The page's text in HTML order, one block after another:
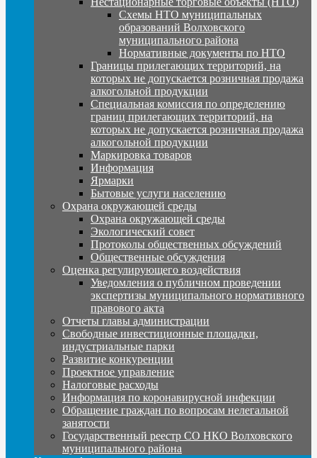
Схемы НТО муниципальных
образований Волховского
муниципального района
Нормативные документы по НТО
Границы прилегающих территорий, на
которых не допускается розничная продажа
алкогольной продукции
Специальная комиссия по определению
границ прилегающих территорий, на
которых не допускается розничная продажа
алкогольной продукции
Маркировка товаров
Информация
Ярмарки
Бытовые услуги населению
Охрана окружающей среды
Охрана окружающей среды
Экологический совет
Протоколы общественных обсуждений
Общественные обсуждения
Оценка регулирующего воздействия
Уведомления о публичном проведении
экспертизы муниципального нормативного
правового акта
Отчеты главы администрации
Свободные инвестиционные площадки,
индустриальные парки
Развитие конкуренции
Проектное управление
Налоговые расходы
Информация по коронавирусной инфекции
Обращение граждан по вопросам нелегальной
занятости
Государственный реестр СО НКО Волховского
муниципального района